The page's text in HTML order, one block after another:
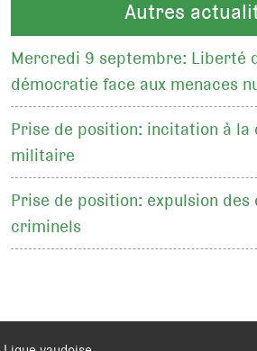
Autres
Mercredi 9 septembre: Liberté
démocratie face aux menaces
Prise de position: incitation à la
militaire
Prise de position: expulsion
criminels